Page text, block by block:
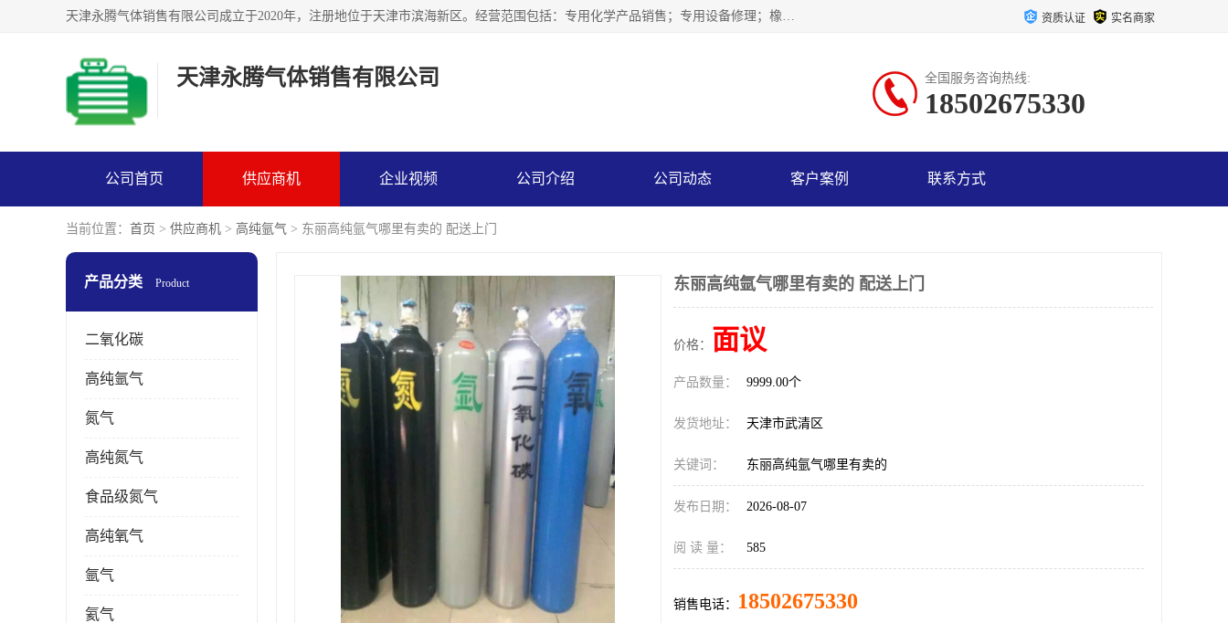
天津永腾气体销售有限公司成立于2020年，注册地位于天津市滨海新区。经营范围包括：专用化学产品销售；专用设备修理；橡胶制品销售；气体压缩机械销售；特种设备销售；仪器仪表销售；机械设备租赁；五金产品批发；食品添加剂销售等，主要供应：氧气、乙炔、氮气、氩气、氢气、氦气、液氨、液氮、一氧化碳、二氧化碳等，各种工业气体，高纯气体，食品级气体。 资质认证 实名商家
天津永腾气体销售有限公司 全国服务咨询热线:
18502675330
公司首页 供应商机 企业视频 公司介绍 公司动态 客户案例 联系方式
当前位置： 首页 > 供应商机 > 高纯氩气 > 东丽高纯氩气哪里有卖的 配送上门
产品分类 Product
二氧化碳
高纯氩气
氮气
高纯氮气
食品级氮气
高纯氧气
氩气
氦气
东丽高纯氩气哪里有卖的 配送上门
价格： 面议
产品数量： 9999.00个
发货地址： 天津市武清区
关键词： 东丽高纯氩气哪里有卖的
发布日期： 2026-08-07
阅 读 量： 585
销售电话： 18502675330